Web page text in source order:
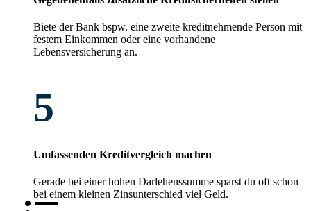
Biete der Bank bspw. eine zweite kreditnehmende Person mit
festem Einkommen oder eine vorhandene
Lebensversicherung an.
5
Umfassenden Kreditvergleich machen
Gerade bei einer hohen Darlehenssumme sparst du oft schon
bei einem kleinen Zinsunterschied viel Geld.